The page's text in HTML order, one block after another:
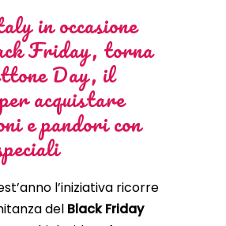
in occasione
Friday, torna
Day, il
acquistare
e pandori con
l’iniziativa ricorre
del Black Friday